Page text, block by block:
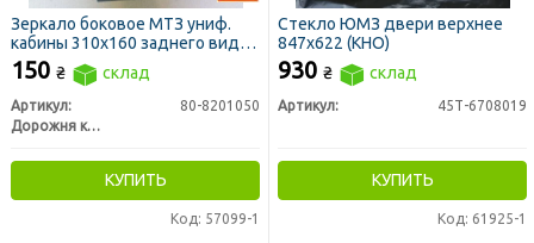
Зеркало боковое МТЗ униф.
кабины 310х160 заднего вида
(ДК)
150 ₴ склад
Артикул:
80-8201050
Дорожня карта
КУПИТЬ
Код: 57099-1
Стекло ЮМЗ двери верхнее
847х622 (КНО)
930 ₴ склад
Артикул: 45Т-6708019
КУПИТЬ
Код: 61925-1